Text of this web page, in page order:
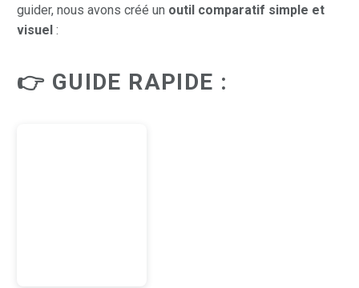
guider, nous avons créé un outil comparatif simple et
visuel :
👉 GUIDE RAPIDE :